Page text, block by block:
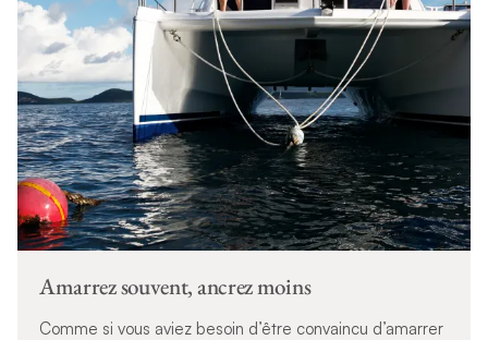
Amarrez souvent, ancrez moins
Comme si vous aviez besoin d’être convaincu d’amarrer